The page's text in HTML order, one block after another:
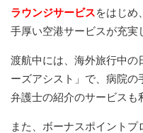
ラウンジサービスをはじめ、
手厚い空港サービスが充実
渡航中には、海外旅行中の
ーズアシスト」で、病院
弁護士の紹介のサービスも
また、ボーナスポイント